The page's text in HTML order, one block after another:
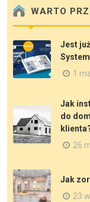
WARTO
Jest
1
Jak
do
26
Jak
23